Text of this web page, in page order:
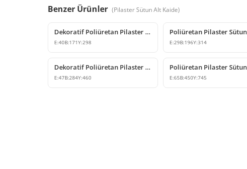
Benzer Ürünler (Pilaster Sütun Alt Kaide)
Dekoratif Poliüretan Pilaster Sütun Alt Kaide Tasarımı
E:40B:171Y:298 E:29B:196Y:314
Dekoratif Poliüretan Pilaster Sütun Alt Kaidesi Tasarımı
E:47B:284Y:460 E:65B:450Y:745